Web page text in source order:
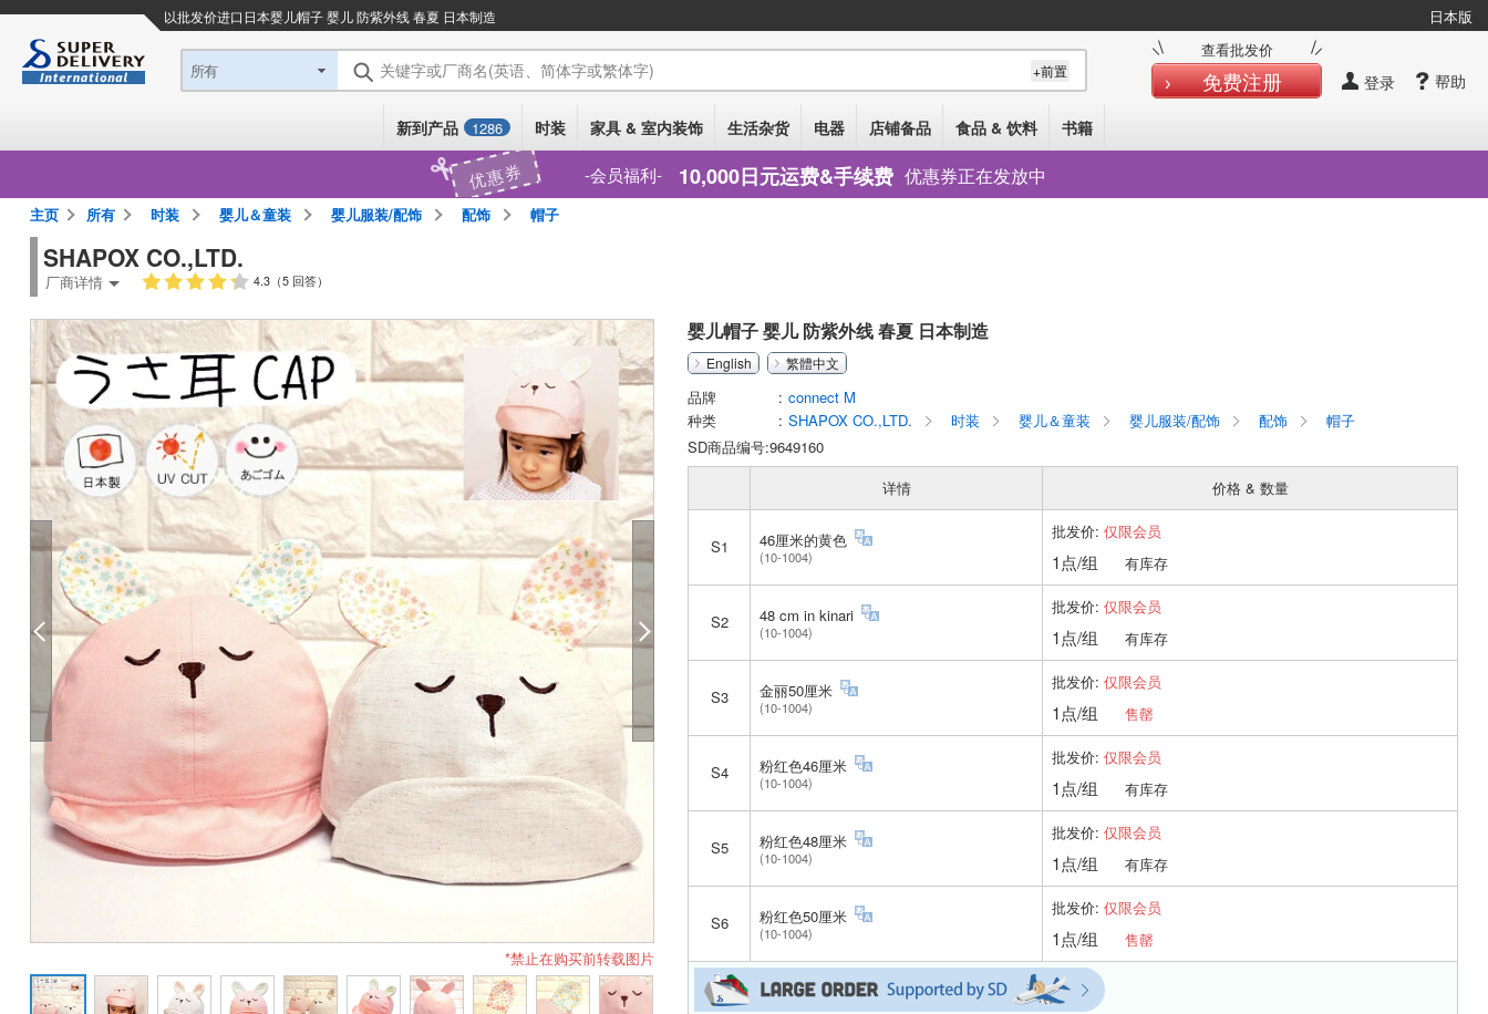
以批发价进口日本婴儿帽子 婴儿 防紫外线 春夏 日本制造 日本版
帮助
登录
查看批发价
免费注册
所有 关键字或厂商名(英语、简体字或繁体字) +前置
新到产品 1286 时装 家具 & 室内装饰 生活杂货 电器 店铺备品 食品 & 饮料 书籍
优惠券 会员福利 10,000日元运费&手续费 优惠券正在发放中
主页 所有 时装 婴儿＆童装 婴儿服装/配饰 配饰 帽子
SHAPOX CO.,LTD.
厂商详情 4.3（5 回答）
*禁止在购买前转载图片
婴儿帽子 婴儿 防紫外线 春夏 日本制造
English 繁體中文
品牌
connect M
种类
SHAPOX CO.,LTD. 时装 婴儿＆童装 婴儿服装/配饰 配饰
帽子
SD商品编号:9649160
详情
价格 & 数量
S1 46厘米的黄色
(10-1004)
批发价: 仅限会员
1点/组 有库存
S2 48 cm in kinari
(10-1004)
批发价: 仅限会员
1点/组 有库存
S3 金丽50厘米
(10-1004)
批发价: 仅限会员
1点/组 售罄
S4 粉红色46厘米
(10-1004)
批发价: 仅限会员
1点/组 有库存
S5 粉红色48厘米
(10-1004)
批发价: 仅限会员
1点/组 有库存
S6 粉红色50厘米
(10-1004)
批发价: 仅限会员
1点/组 售罄